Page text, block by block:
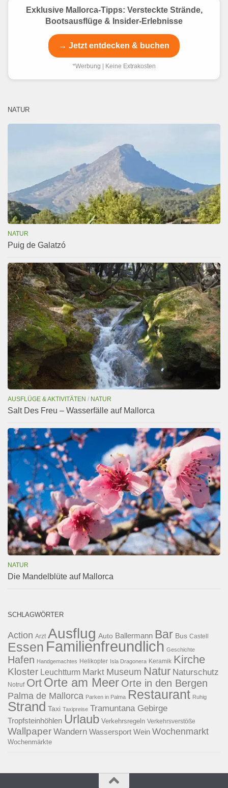
Exklusive Mallorca-Tipps: Versteckte Strände,
Bootsausflüge & Insider-Erlebnisse
→ Jetzt entdecken & buchen
*Werbung | Keine Extrakosten
NATUR
NATUR
Puig de Galatzó
AUSFLÜGE & AKTIVITÄTEN / NATUR
Salt Des Freu – Wasserfälle auf Mallorca
NATUR
Die Mandelblüte auf Mallorca
SCHLAGWÖRTER
Action Arzt Ausflug Auto Ballermann Bar Bus Castell
Essen Familienfreundlich Geschichte
Hafen Handgemachtes Helikopter Isla Dragonera Keramik Kirche
Kloster Leuchtturm Markt Museum Natur Naturschutz
Notruf Ort Orte am Meer Orte in den Bergen
Palma de Mallorca Parken in Palma Restaurant Ruhig
Strand Taxi Taxipreise Tramuntana Gebirge
Tropfsteinhöhlen Urlaub Verkehrsregeln Verkehrsverstöße
Wallpaper Wandern Wassersport Wein Wochenmarkt
Wochenmärkte